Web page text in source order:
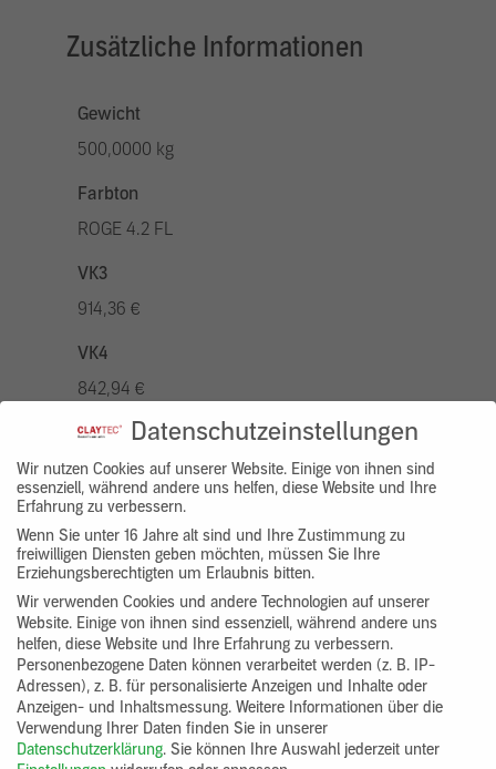
Zusätzliche Informationen
Gewicht
500,0000 kg
Farbton
ROGE 4.2 FL
VK3
914,36 €
VK4
842,94 €
VK5
1042,96 €
VK7
785,77 €
Gruppenprodukt
yosima_designputz_bigb
Datenschutzeinstellungen
Wir nutzen Cookies auf unserer Website. Einige von ihnen sind
essenziell, während andere uns helfen, diese Website und Ihre
Erfahrung zu verbessern.
Wenn Sie unter 16 Jahre alt sind und Ihre Zustimmung zu
freiwilligen Diensten geben möchten, müssen Sie Ihre
Erziehungsberechtigten um Erlaubnis bitten.
Wir verwenden Cookies und andere Technologien auf unserer
Website. Einige von ihnen sind essenziell, während andere uns
helfen, diese Website und Ihre Erfahrung zu verbessern.
Personenbezogene Daten können verarbeitet werden (z. B. IP-
Adressen), z. B. für personalisierte Anzeigen und Inhalte oder
Anzeigen- und Inhaltsmessung. Weitere Informationen über die
Verwendung Ihrer Daten finden Sie in unserer
Datenschutzerklärung. Sie können Ihre Auswahl jederzeit unter